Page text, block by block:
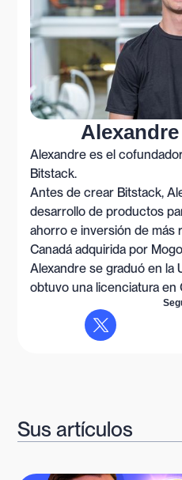
Alexandre es el
Bitstack.
Antes de crear Bitstack,
desarrollo de productos
ahorro e inversión de más
Canadá adquirida por
Alexandre se graduó en la
obtuvo una licenciatura en
Sus artículos